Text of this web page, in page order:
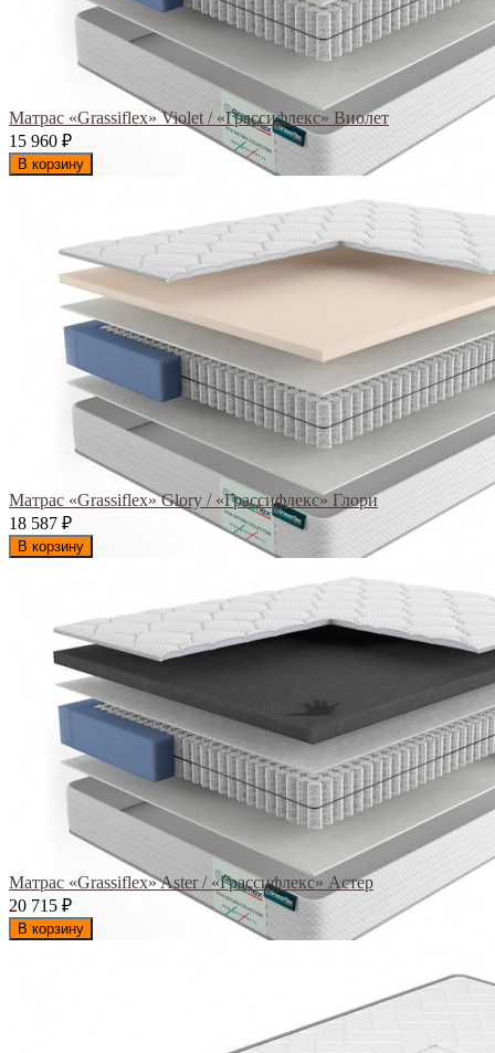
Матрас «Grassiflex» Violet / «Грассифлекс» Виолет
15 960 ₽
В корзину
Матрас «Grassiflex» Glory / «Грассифлекс» Глори
18 587 ₽
В корзину
Матрас «Grassiflex» Aster / «Грассифлекс» Астер
20 715 ₽
В корзину